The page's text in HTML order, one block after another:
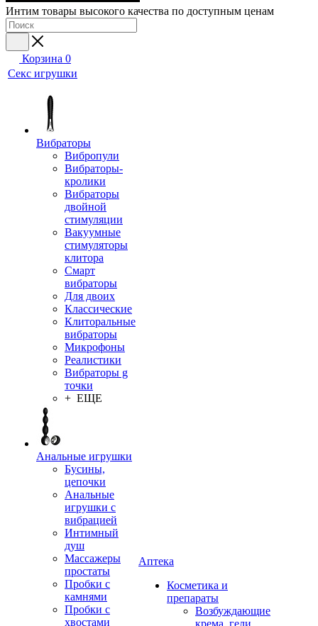
Интим товары высокого качества по доступным ценам
Корзина 0
Секс игрушки
Вибраторы
Вибропули
Вибраторы-
кролики
Вибраторы
двойной
стимуляции
Вакуумные
стимуляторы
клитора
Смарт
вибраторы
Для двоих
Классические
Клиторальные
вибраторы
Микрофоны
Реалистики
Вибраторы g
точки
+ ЕЩЕ
Анальные игрушки
Бусины,
цепочки
Анальные
игрушки с
вибрацией
Интимный
душ
Массажеры
простаты
Пробки с
камнями
Пробки с
хвостами
Аптека
Косметика и
препараты
Возбуждающие
крема, гели